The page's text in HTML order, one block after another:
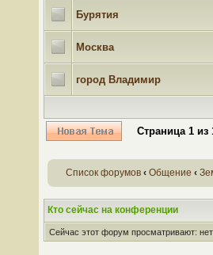
Бурятия
Москва
город Владимир
Страница 1 из
Список форумов ‹ Общение ‹
Кто сейчас на конференции
Сейчас этот форум просматривают: нет